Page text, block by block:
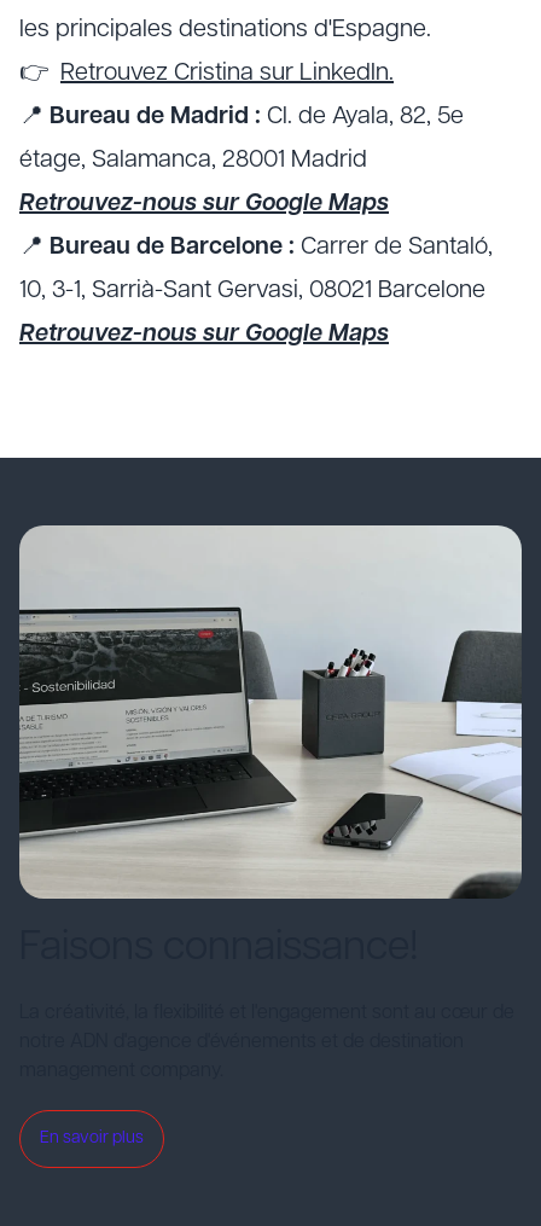
les principales destinations d'Espagne.
👉 Retrouvez Cristina sur LinkedIn.
📍 Bureau de Madrid : Cl. de Ayala, 82, 5e
étage, Salamanca, 28001 Madrid
Retrouvez-nous sur Google Maps
📍 Bureau de Barcelone : Carrer de Santaló,
10, 3-1, Sarrià-Sant Gervasi, 08021 Barcelone
Retrouvez-nous sur Google Maps
En savoir plus